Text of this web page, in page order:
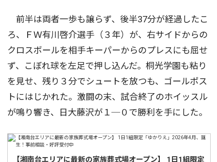
前半は両者一歩も譲らず、後半37分が経過したこ
ろ、ＦＷ有川啓介選手（３年）が、右サイドからの
クロスボールを相手キーパーからのプレスにも屈せ
ず、こぼれ球を左足で押し込んだ。桐光学園も粘り
を見せ、残り３分でシュートを放つも、ゴールポス
トにはじかれた。激闘の末、試合終了のホイッスル
が鳴り響き、日大藤沢が１─０で勝利を手にした。
【湘南台エリアに最新の家族葬式場オープン】 1日1組限定